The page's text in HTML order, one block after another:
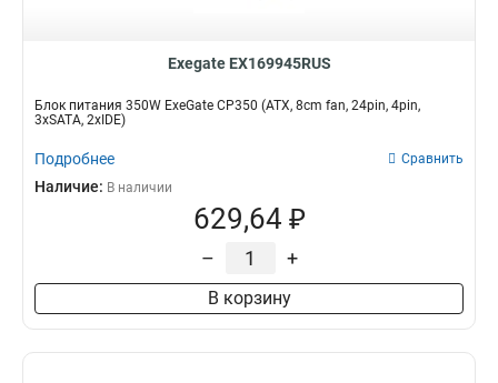
Exegate EX169945RUS
Блок питания 350W ExeGate CP350 (ATX, 8cm fan, 24pin, 4pin,
3xSATA, 2xIDE)
Подробнее Сравнить
Наличие: В наличии
629,64 ₽
– +
В корзину